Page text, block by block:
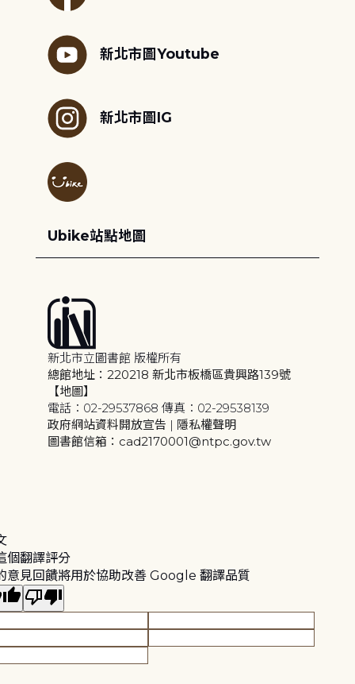
新北市圖Youtube
新北市圖IG
Ubike站點地圖
新北市立圖書館 版權所有
總館地址：220218 新北市板橋區貴興路139號
【地圖】
電話：02-29537868 傳真：02-29538139
政府網站資料開放宣告 | 隱私權聲明
圖書館信箱：cad2170001@ntpc.gov.tw
個翻譯評分
意見回饋將用於協助改善 Google 翻譯品質